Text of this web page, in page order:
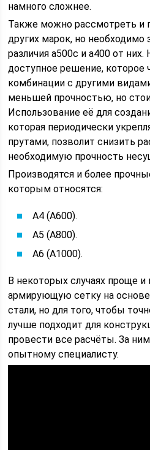
намного сложнее.
Также можно рассмотреть и
других марок, но необходимо
различия а500с и а400 от
доступное решение, которое
комбинации с другими
меньшей прочностью, но
Использование её для
которая периодически
прутами, позволит снизить
необходимую прочность
Производятся и более
которым относятся:
А4 (А600).
А5 (А800).
А6 (А1000).
В некоторых случаях проще
армирующую сетку на
стали, но для того, чтобы
лучше подходит для
провести все расчёты. За
опытному специалисту.